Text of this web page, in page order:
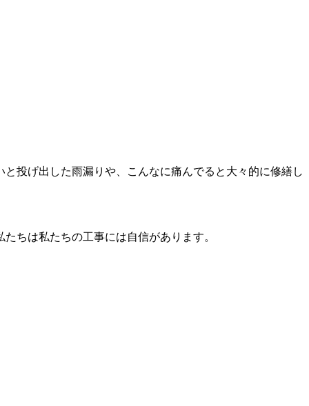
投げ出した雨漏りや、こんなに痛んでると大々的に修繕し
ちは私たちの工事には自信があります。